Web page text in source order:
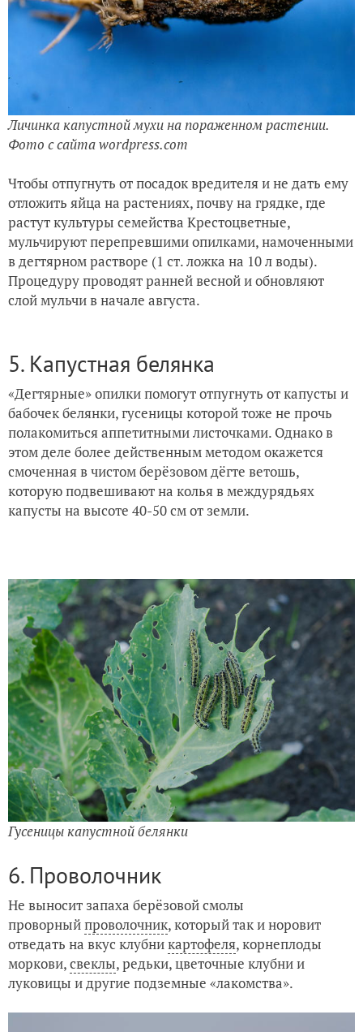
Личинка капустной мухи на пораженном растении.
Фото с сайта wordpress.com
Чтобы отпугнуть от посадок вредителя и не дать ему
отложить яйца на растениях, почву на грядке, где
растут культуры семейства Крестоцветные,
мульчируют перепревшими опилками, намоченными
в дегтярном растворе (1 ст. ложка на 10 л воды).
Процедуру проводят ранней весной и обновляют
слой мульчи в начале августа.
5. Капустная белянка
«Дегтярные» опилки помогут отпугнуть от капусты и
бабочек белянки, гусеницы которой тоже не прочь
полакомиться аппетитными листочками. Однако в
этом деле более действенным методом окажется
смоченная в чистом берёзовом дёгте ветошь,
которую подвешивают на колья в междурядьях
капусты на высоте 40-50 см от земли.
Гусеницы капустной белянки
6. Проволочник
Не выносит запаха берёзовой смолы
проворныйпроволочник, который так и норовит
отведать на вкус клубникартофеля, корнеплоды
моркови,свеклы, редьки, цветочные клубни и
луковицы и другие подземные «лакомства».